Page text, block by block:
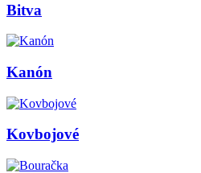
Bitva
Kanón
Kovbojové